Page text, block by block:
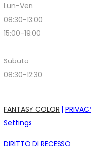
Lun-Ven
08:30-13:00
15:00-19:00
Sabato
08:30-12:30
FANTASY COLOR |
Settings
DIRITTO DI RECESSO